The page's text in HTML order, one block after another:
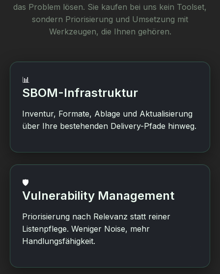
das Problem lösen. Sie kaufen bei uns kein Toolset,
sondern Priorisierung und Umsetzung mit
Werkzeugen, die Ihnen gehören.
📊
SBOM-Infrastruktur
Inventur, Formate, Ablage und Aktualisierung
über Ihre bestehenden Delivery-Pfade hinweg.
🛡️
Vulnerability Management
Priorisierung nach Relevanz statt reiner
Listenpflege. Weniger Noise, mehr
Handlungsfähigkeit.